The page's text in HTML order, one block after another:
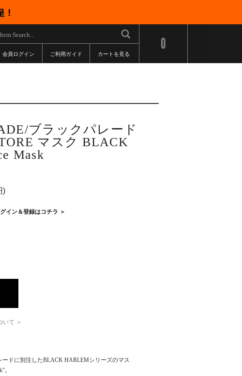
0
会員ログイン ご利用ガイド カートを見る
ブラックパレード
マスク BLACK
Mask
)
イン＆登録はコチラ ＞
いて ＞
ドに別注したBLACK HARLEMシリーズのマス
。